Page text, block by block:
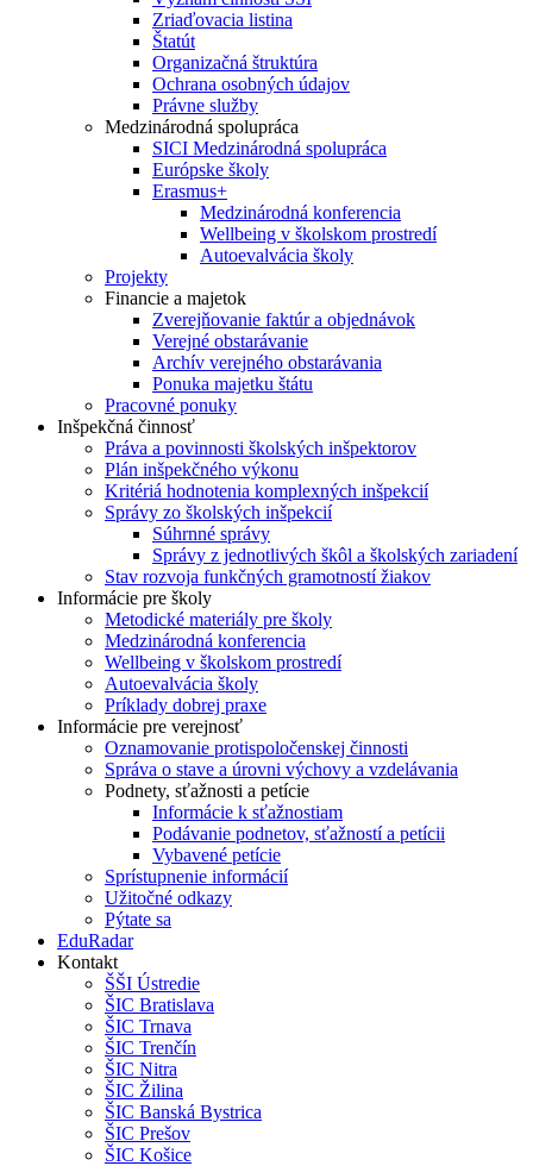
Zriaďovacia listina
Štatút
Organizačná štruktúra
Ochrana osobných údajov
Právne služby
Medzinárodná spolupráca
SICI Medzinárodná spolupráca
Európske školy
Erasmus+
Medzinárodná konferencia
Wellbeing v školskom prostredí
Autoevalvácia školy
Projekty
Financie a majetok
Zverejňovanie faktúr a objednávok
Verejné obstarávanie
Archív verejného obstarávania
Ponuka majetku štátu
Pracovné ponuky
Inšpekčná činnosť
Práva a povinnosti školských inšpektorov
Plán inšpekčného výkonu
Kritériá hodnotenia komplexných inšpekcií
Správy zo školských inšpekcií
Súhrnné správy
Správy z jednotlivých škôl a školských zariadení
Stav rozvoja funkčných gramotností žiakov
Informácie pre školy
Metodické materiály pre školy
Medzinárodná konferencia
Wellbeing v školskom prostredí
Autoevalvácia školy
Príklady dobrej praxe
Informácie pre verejnosť
Oznamovanie protispoločenskej činnosti
Správa o stave a úrovni výchovy a vzdelávania
Podnety, sťažnosti a petície
Informácie k sťažnostiam
Podávanie podnetov, sťažností a petícii
Vybavené petície
Sprístupnenie informácií
Užitočné odkazy
Pýtate sa
EduRadar
Kontakt
ŠŠI Ústredie
ŠIC Bratislava
ŠIC Trnava
ŠIC Trenčín
ŠIC Nitra
ŠIC Žilina
ŠIC Banská Bystrica
ŠIC Prešov
ŠIC Košice